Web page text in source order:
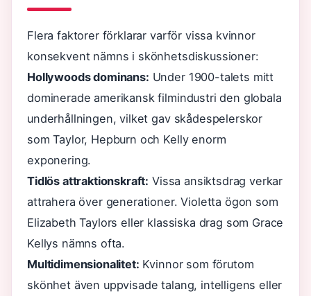
Flera faktorer förklarar varför vissa kvinnor
konsekvent nämns i skönhetsdiskussioner:
Hollywoods dominans: Under 1900-talets mitt
dominerade amerikansk filmindustri den globala
underhållningen, vilket gav skådespelerskor
som Taylor, Hepburn och Kelly enorm
exponering.
Tidlös attraktionskraft: Vissa ansiktsdrag verkar
attrahera över generationer. Violetta ögon som
Elizabeth Taylors eller klassiska drag som Grace
Kellys nämns ofta.
Multidimensionalitet: Kvinnor som förutom
skönhet även uppvisade talang, intelligens eller